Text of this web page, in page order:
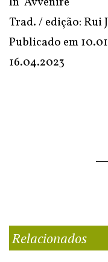
Trad. / edição: Rui
Publicado em
16.04.2023
Relacionados